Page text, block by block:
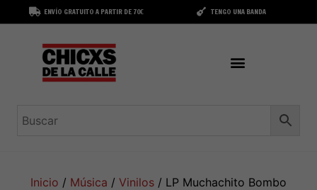
ENVÍO GRATUITO A PARTIR DE 70€ TENGO UNA BANDA
Inicio / Música / Vinilos / LP Muchachito Bombo